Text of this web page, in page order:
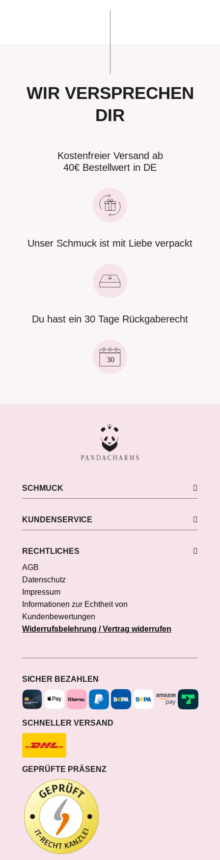
WIR VERSPRECHEN
DIR
Kostenfreier Versand ab
40€ Bestellwert in DE
Unser Schmuck ist mit Liebe verpackt
Du hast ein 30 Tage Rückgaberecht
SCHMUCK
KUNDENSERVICE
RECHTLICHES
AGB
Datenschutz
Impressum
Informationen zur Echtheit von
Kundenbewertungen
Widerrufsbelehrung / Vertrag widerrufen
SICHER BEZAHLEN
SCHNELLER VERSAND
GEPRÜFTE PRÄSENZ